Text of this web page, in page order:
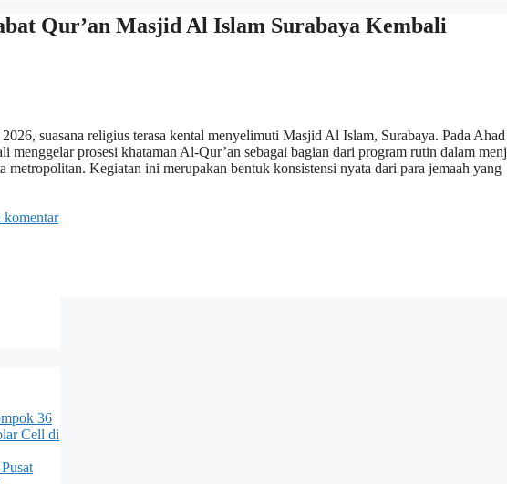
Qur’an Masjid Al Islam Surabaya Kembali
suasana religius terasa kental menyelimuti Masjid Al Islam, Surabaya. Pada Ahad
menggelar prosesi khataman Al-Qur’an sebagai bagian dari program rutin dalam
metropolitan. Kegiatan ini merupakan bentuk konsistensi nyata dari para jemaah yang
komentar
36
Cell di